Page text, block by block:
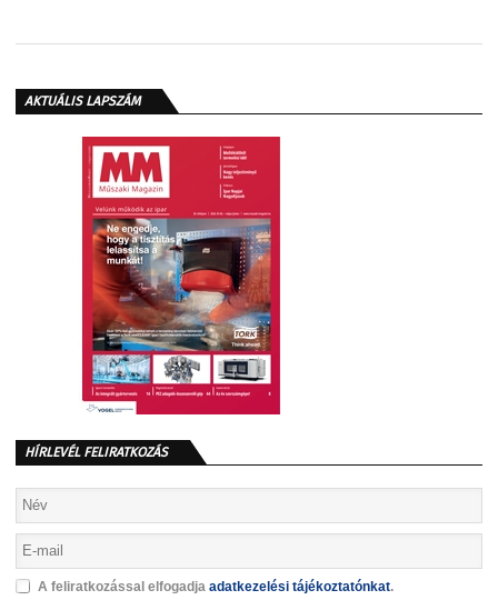
AKTUÁLIS LAPSZÁM
HÍRLEVÉL FELIRATKOZÁS
A feliratkozással elfogadja adatkezelési tájékoztatónkat.